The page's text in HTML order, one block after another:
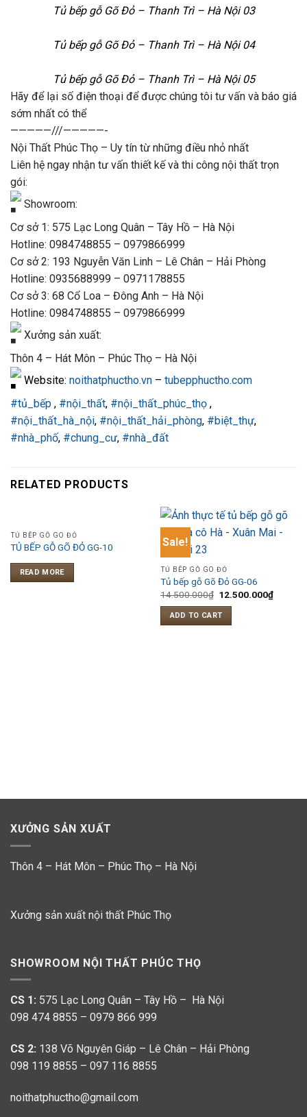
Tủ bếp gỗ Gõ Đỏ – Thanh Trì – Hà Nội 03
Tủ bếp gỗ Gõ Đỏ – Thanh Trì – Hà Nội 04
Tủ bếp gỗ Gõ Đỏ – Thanh Trì – Hà Nội 05
Hãy để lại số điện thoại để được chúng tôi tư vấn và báo giá
sớm nhất có thể
—————///—————-
Nội Thất Phúc Thọ – Uy tín từ những điều nhỏ nhất
Liên hệ ngay nhận tư vấn thiết kế và thi công nội thất trọn
gói:
Showroom:
Cơ sở 1: 575 Lạc Long Quân – Tây Hồ – Hà Nội
Hotline: 0984748855 – 0979866999
Cơ sở 2: 193 Nguyễn Văn Linh – Lê Chân – Hải Phòng
Hotline: 0935688999 – 0971178855
Cơ sở 3: 68 Cổ Loa – Đông Anh – Hà Nội
Hotline: 0984748855 – 0979866999
Xưởng sản xuất:
Thôn 4 – Hát Môn – Phúc Thọ – Hà Nội
Website: noithatphuctho.vn – tubepphuctho.com
#tủ_bếp , #nội_thất, #nội_thất_phúc_thọ ,
#nội_thất_hà_nội, #nội_thất_hải_phòng, #biệt_thự,
#nhà_phố, #chung_cư, #nhà_đất
RELATED PRODUCTS
TỦ BẾP GỖ GÕ ĐỎ
TỦ BẾP GỖ GÕ ĐỎ GG-10
READ MORE
Sale!
TỦ BẾP GỖ GÕ ĐỎ
Tủ bếp gỗ Gõ Đỏ GG-06
14.500.000₫ 12.500.000₫
ADD TO CART
XƯỞNG SẢN XUẤT
Thôn 4 – Hát Môn – Phúc Thọ – Hà Nội
Xưởng sản xuất nội thất Phúc Thọ
SHOWROOM NỘI THẤT PHÚC THỌ
CS 1: 575 Lạc Long Quân – Tây Hồ – Hà Nội
098 474 8855 – 0979 866 999
CS 2: 138 Võ Nguyên Giáp – Lê Chân – Hải Phòng
098 119 8855 – 097 116 8855
noithatphuctho@gmail.com